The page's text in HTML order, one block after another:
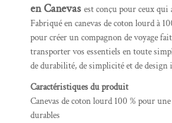
en Canevas est conçu pour ceux qui
Fabriqué en canevas de coton lourd à
pour créer un compagnon de voyage
transporter vos essentiels en toute
de durabilité, de simplicité et de design
Caractéristiques du produit
Canevas de coton lourd 100 % pour
durables